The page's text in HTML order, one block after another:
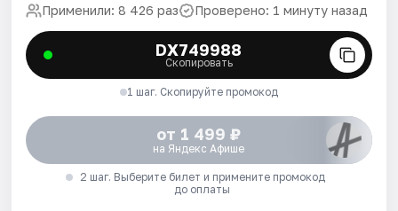
Применили: 8 426 раз Проверено: 1 минуту назад
DX749988
Скопировать
1 шаг. Скопируйте промокод
от 1 499 ₽
на Яндекс Афише
2 шаг. Выберите билет и примените промокод
до оплаты